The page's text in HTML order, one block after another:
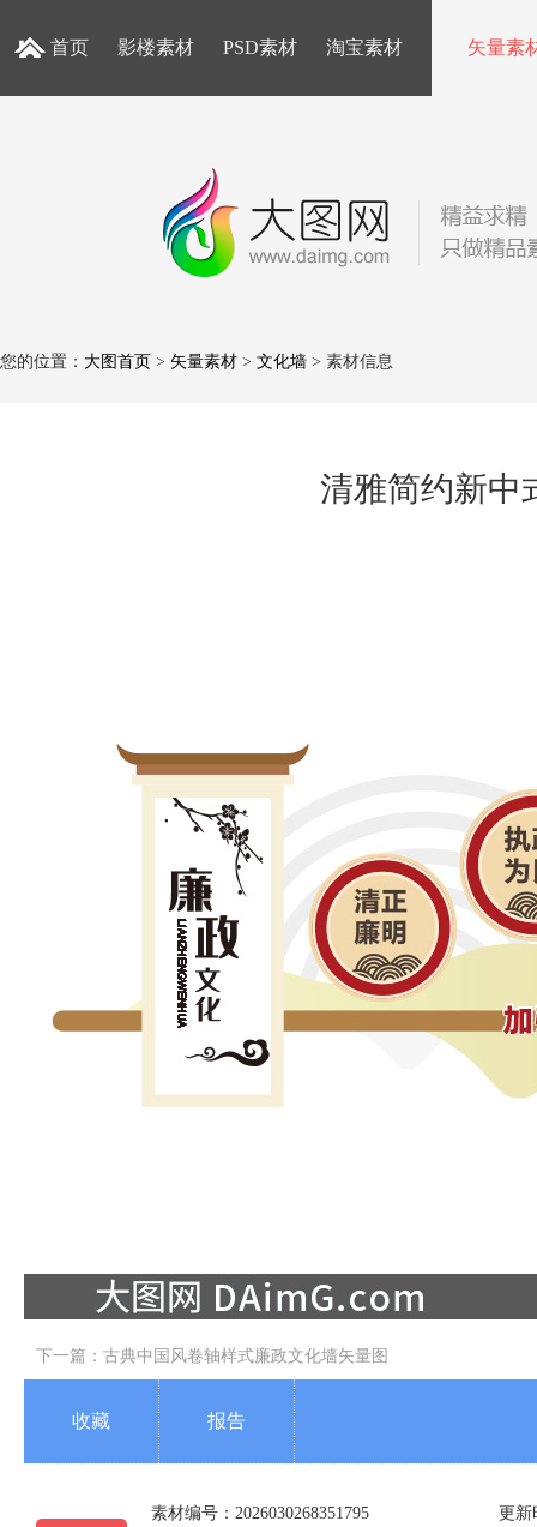
首页 影楼素材 PSD素材 淘宝素材 矢量素
您的位置： 大图首页 > 矢量素材 > 文化墙 > 素材信息
清雅简约新中
下一篇： 古典中国风卷轴样式廉政文化墙矢量图
收藏 报告
素材编号：2026030268351795
更新